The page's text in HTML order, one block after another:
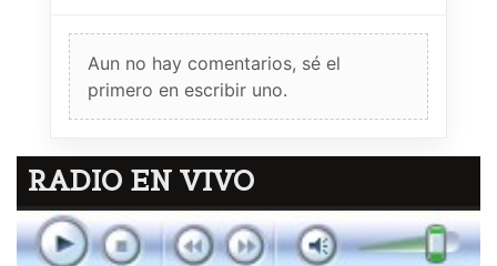
Aun no hay comentarios, sé el
primero en escribir uno.
RADIO EN VIVO